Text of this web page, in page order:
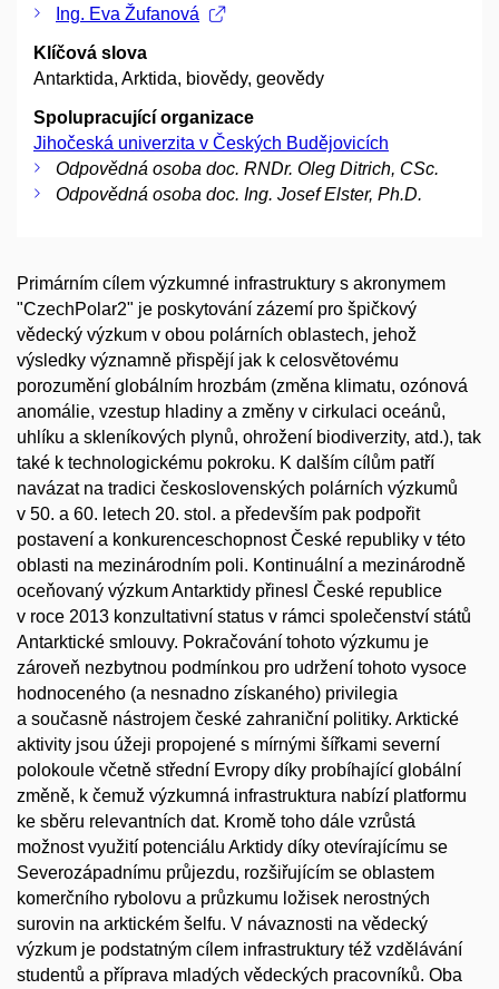
Ing. Eva Žufanová
Klíčová slova
Antarktida, Arktida, biovědy, geovědy
Spolupracující organizace
Jihočeská univerzita v Českých Budějovicích
Odpovědná osoba doc. RNDr. Oleg Ditrich, CSc.
Odpovědná osoba doc. Ing. Josef Elster, Ph.D.
Primárním cílem výzkumné infrastruktury s akronymem
"CzechPolar2" je poskytování zázemí pro špičkový
vědecký výzkum v obou polárních oblastech, jehož
výsledky významně přispějí jak k celosvětovému
porozumění globálním hrozbám (změna klimatu, ozónová
anomálie, vzestup hladiny a změny v cirkulaci oceánů,
uhlíku a skleníkových plynů, ohrožení biodiverzity, atd.), tak
také k technologickému pokroku. K dalším cílům patří
navázat na tradici československých polárních výzkumů
v 50. a 60. letech 20. stol. a především pak podpořit
postavení a konkurenceschopnost České republiky v této
oblasti na mezinárodním poli. Kontinuální a mezinárodně
oceňovaný výzkum Antarktidy přinesl České republice
v roce 2013 konzultativní status v rámci společenství států
Antarktické smlouvy. Pokračování tohoto výzkumu je
zároveň nezbytnou podmínkou pro udržení tohoto vysoce
hodnoceného (a nesnadno získaného) privilegia
a současně nástrojem české zahraniční politiky. Arktické
aktivity jsou úžeji propojené s mírnými šířkami severní
polokoule včetně střední Evropy díky probíhající globální
změně, k čemuž výzkumná infrastruktura nabízí platformu
ke sběru relevantních dat. Kromě toho dále vzrůstá
možnost využití potenciálu Arktidy díky otevírajícímu se
Severozápadnímu průjezdu, rozšiřujícím se oblastem
komerčního rybolovu a průzkumu ložisek nerostných
surovin na arktickém šelfu. V návaznosti na vědecký
výzkum je podstatným cílem infrastruktury též vzdělávání
studentů a příprava mladých vědeckých pracovníků. Oba